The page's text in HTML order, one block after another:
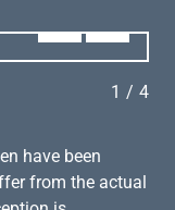
1 / 4
have been
from the actual